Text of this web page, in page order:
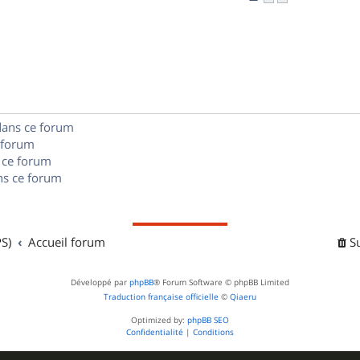
ce forum
forum
ce forum
Accueil forum
Développé par phpBB® Forum Software © phpBB Limited
Traduction française officielle © Qiaeru
Optimized by: phpBB SEO
Confidentialité | Conditions